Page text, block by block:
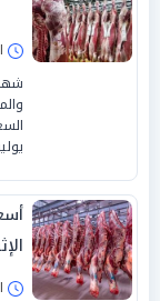
يوليو